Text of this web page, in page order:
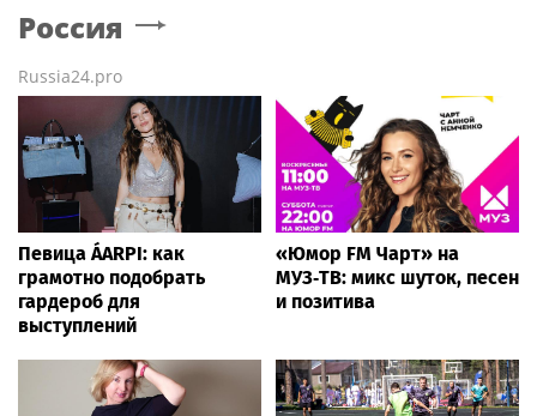
Россия
Russia24.pro
Певица ÁARPI: как
грамотно подобрать
гардероб для
выступлений
«Юмор FM Чарт» на
МУЗ‑ТВ: микс шуток, песен
и позитива